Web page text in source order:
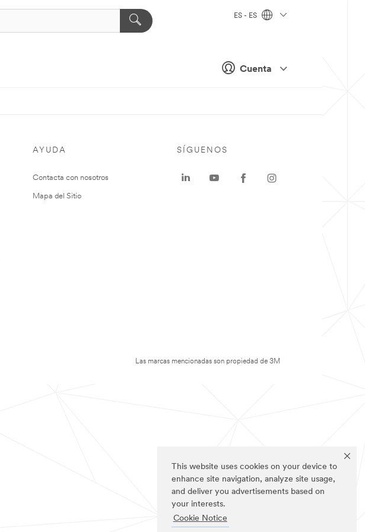
This website uses cookies on your device to
enhance site navigation, analyze site usage,
and deliver you advertisements based on
your interests.
Cookie Notice
Cuenta
ES - ES
AYUDA
Contacta con nosotros
Mapa del Sitio
SÍGUENOS
Las marcas mencionadas son propiedad de 3M